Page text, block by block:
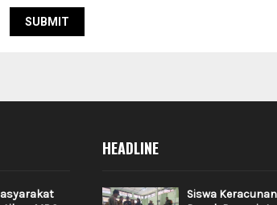
HEADLINE
Siswa